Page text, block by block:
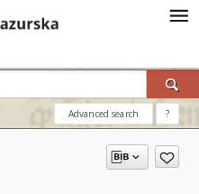
Advanced search ?